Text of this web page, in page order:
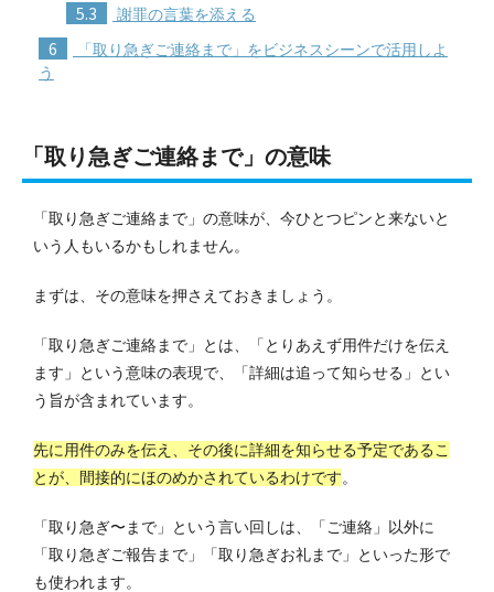
5.3 謝罪の言葉を添える
6
「取り急ぎご連絡まで」をビジネスシーンで活用しよ
う
「取り急ぎご連絡まで」の意味
「取り急ぎご連絡まで」の意味が、今ひとつピンと来ないと
いう人もいるかもしれません。
まずは、その意味を押さえておきましょう。
「取り急ぎご連絡まで」とは、「とりあえず用件だけを伝え
ます」という意味の表現で、「詳細は追って知らせる」とい
う旨が含まれています。
先に用件のみを伝え、その後に詳細を知らせる予定であるこ
とが、間接的にほのめかされているわけです。
「取り急ぎ〜まで」という言い回しは、「ご連絡」以外に
「取り急ぎご報告まで」「取り急ぎお礼まで」といった形で
も使われます。